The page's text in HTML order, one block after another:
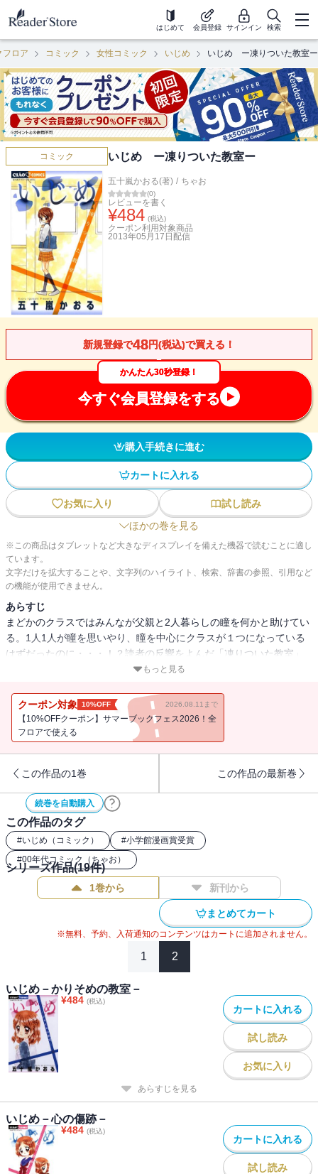
はじめて 会員登録 サインイン 検索
フロア コミック 女性コミック いじめ いじめ ー凍りついた教室ー
コミック いじめ ー凍りついた教室ー
五十嵐かおる(著) / ちゃお
(0)
レビューを書く
¥484 (税込)
クーポン利用対象商品
2013年05月17日 配信
新規登録で48円(税込)で買える！
かんたん30秒登録！
今すぐ会員登録をする
購入手続きに進む
カートに入れる
お気に入り
試し読み
ほかの巻を見る
※この商品はタブレットなど大きなディスプレイを備えた機器で読むことに適し
ています。
文字だけを拡大することや、文字列のハイライト、検索、辞書の参照、引用など
の機能が使用できません。
あらすじ
まどかのクラスではみんなが父親と2人暮らしの瞳を何かと助けてい
る。1人1人が瞳を思いやり、瞳を中心にクラスが１つになっている
はずだったのに・・・！？読者の反響をよんだ「凍りついた教室」
のほか、「友情の証」「絶望の彼方「閉ざされた未来」、そして渾
りませんか？誰かがいじめで悩んでいませんか？もしあなたの身近
なところでいじめが起きたら、あなたはどうしますか？
もっと見る
クーポン対象 10%OFF 2026.08.11まで
【10%OFFクーポン】サマーブックフェス2026！全
フロアで使える
この作品の1巻 この作品の最新巻
続巻を自動購入
この作品のタグ
#いじめ（コミック） #小学館漫画賞受賞
#00年代コミック（ちゃお）
シリーズ作品(19件)
1巻から 新刊から
まとめてカート
※無料、予約、入荷通知のコンテンツはカートに追加されません。
1 2
いじめ－かりそめの教室－
¥484 (税込)
カートに入れる
試し読み
お気に入り
あらすじを見る
いじめ－心の傷跡－
¥484 (税込)
カートに入れる
試し読み